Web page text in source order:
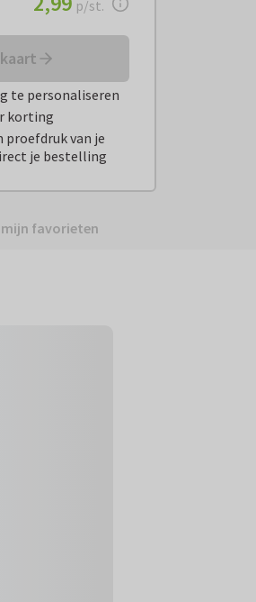
p/st.
te personaliseren
korting
proefdruk van je
je bestelling
favorieten